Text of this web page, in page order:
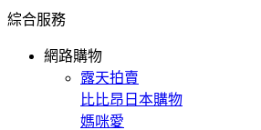
綜合服務
網路購物
露天拍賣
比比昂日本購物
媽咪愛